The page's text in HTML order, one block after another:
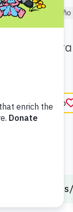
la comunidad
con
Agregar favorito
Emotional Skills